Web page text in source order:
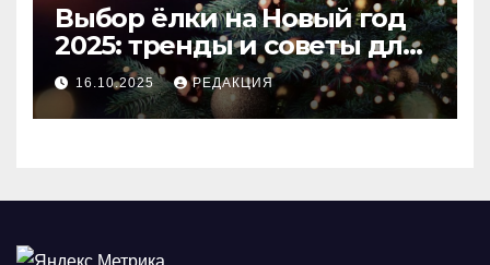
Выбор ёлки на Новый год
2025: тренды и советы для
идеального праздника
16.10.2025 РЕДАКЦИЯ